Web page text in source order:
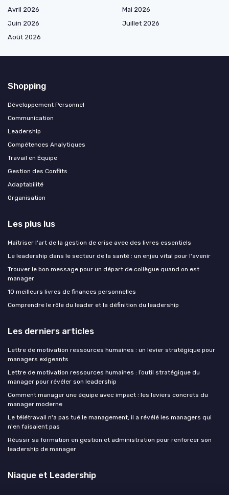
Avril 2026
Mai 2026
Juin 2026
Juillet 2026
Août 2026
Shopping
Développement Personnel
Communication
Leadership
Compétences Analytiques
Travail en Équipe
Gestion des Conflits
Adaptabilité
Organisation
Les plus lus
Maîtriser l'art de la gestion de crise avec des livres essentiels
Le leadership dans le secteur de la santé : un enjeu vital pour l'avenir
Trouver le bon message pour un départ de collègue quand on est
manager
10 meilleurs livres de finances personnelles
Comprendre le rôle du leader et la définition du leadership
Les derniers articles
Lettre de motivation ressources humaines : un levier stratégique pour
managers exigeants
Lettre de motivation ressources humaines : l’outil stratégique du
manager pour révéler son leadership
Comment manager une équipe avec impact : les leviers concrets du
manager moderne
Le télétravail n'a pas tué le management, il a révélé les managers qui
n'en faisaient pas
Réussir sa formation en gestion et administration pour renforcer son
leadership de manager
Niaque et Leadership